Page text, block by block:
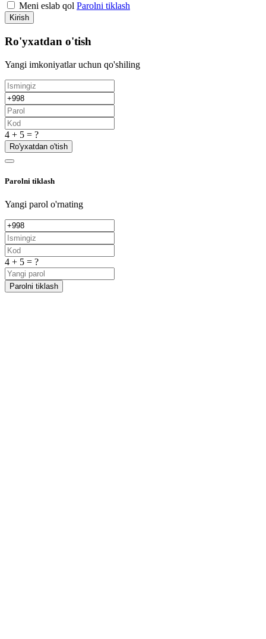
Meni eslab qol Parolni tiklash
Kirish
Ro'yxatdan o'tish
Yangi imkoniyatlar uchun qo'shiling
4 + 5 = ?
Ro'yxatdan o'tish
Parolni tiklash
Yangi parol o'rnating
4 + 5 = ?
Parolni tiklash